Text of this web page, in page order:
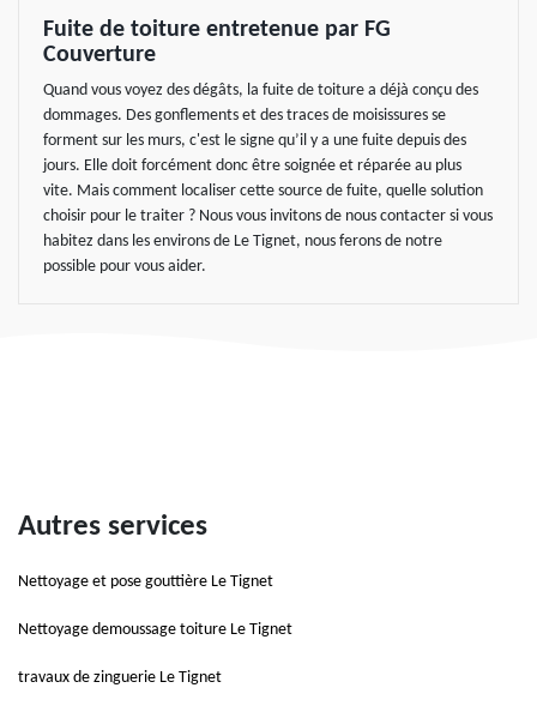
Fuite de toiture entretenue par FG
Couverture
Quand vous voyez des dégâts, la fuite de toiture a déjà conçu des
dommages. Des gonflements et des traces de moisissures se
forment sur les murs, c'est le signe qu’il y a une fuite depuis des
jours. Elle doit forcément donc être soignée et réparée au plus
vite. Mais comment localiser cette source de fuite, quelle solution
choisir pour le traiter ? Nous vous invitons de nous contacter si vous
habitez dans les environs de Le Tignet, nous ferons de notre
possible pour vous aider.
Autres services
Nettoyage et pose gouttière Le Tignet
Nettoyage demoussage toiture Le Tignet
travaux de zinguerie Le Tignet